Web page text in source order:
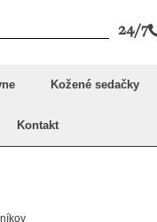
24/7
Kožené sedačky
Kontakt